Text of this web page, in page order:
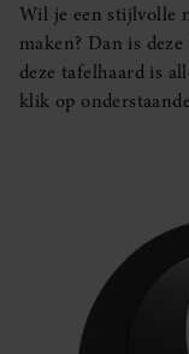
Wil je een stijlvolle
maken? Dan is
deze tafelhaard is
klik op